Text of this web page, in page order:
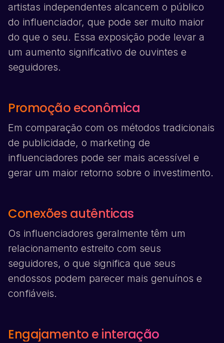
artistas independentes alcancem o público
do influenciador, que pode ser muito maior
do que o seu. Essa exposição pode levar a
um aumento significativo de ouvintes e
seguidores.
Promoção econômica
Em comparação com os métodos tradicionais
de publicidade, o marketing de
influenciadores pode ser mais acessível e
gerar um maior retorno sobre o investimento.
Conexões autênticas
Os influenciadores geralmente têm um
relacionamento estreito com seus
seguidores, o que significa que seus
endossos podem parecer mais genuínos e
confiáveis.
Engajamento e interação